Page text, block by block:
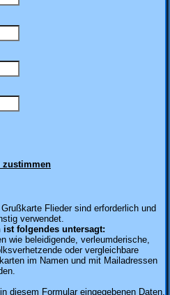
zustimmen
Flieder sind erforderlich und
verwendet.
ist folgendes untersagt:
wie beleidigende, verleumderische,
oder vergleichbare
im Namen und mit Mailadressen
diesem Formular eingegebenen Daten.